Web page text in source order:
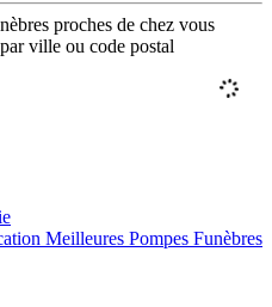
proches de chez vous
ville ou code postal
Meilleures Pompes Funèbres